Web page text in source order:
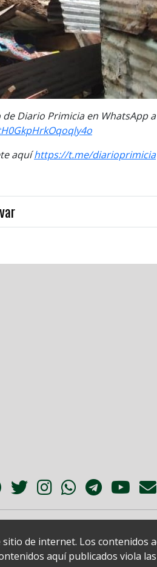
Diario Primicia en WhatsApp a
aquíhttps://t.me/diarioprimicia
de internet. Los contenidos
aquí publicados viola